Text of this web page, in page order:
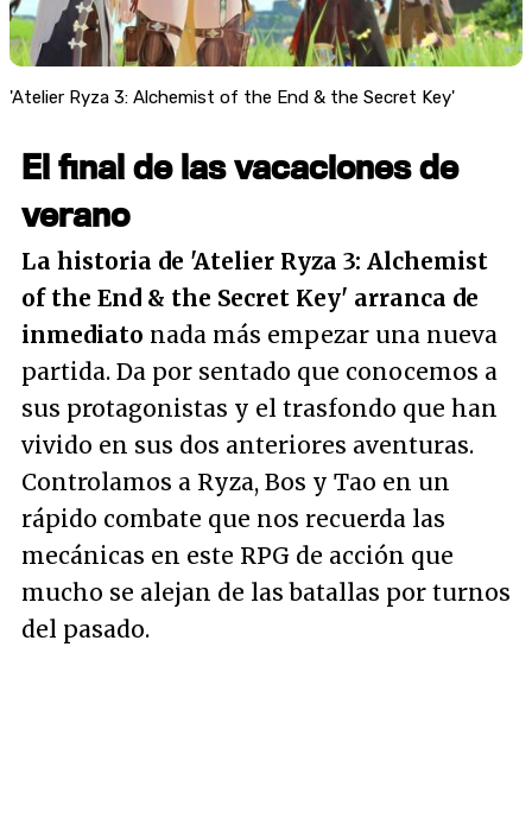
'Atelier Ryza 3: Alchemist of the End & the Secret Key'
El final de las vacaciones de
verano
La historia de 'Atelier Ryza 3: Alchemist
of the End & the Secret Key' arranca de
inmediato nada más empezar una nueva
partida. Da por sentado que conocemos a
sus protagonistas y el trasfondo que han
vivido en sus dos anteriores aventuras.
Controlamos a Ryza, Bos y Tao en un
rápido combate que nos recuerda las
mecánicas en este RPG de acción que
mucho se alejan de las batallas por turnos
del pasado.